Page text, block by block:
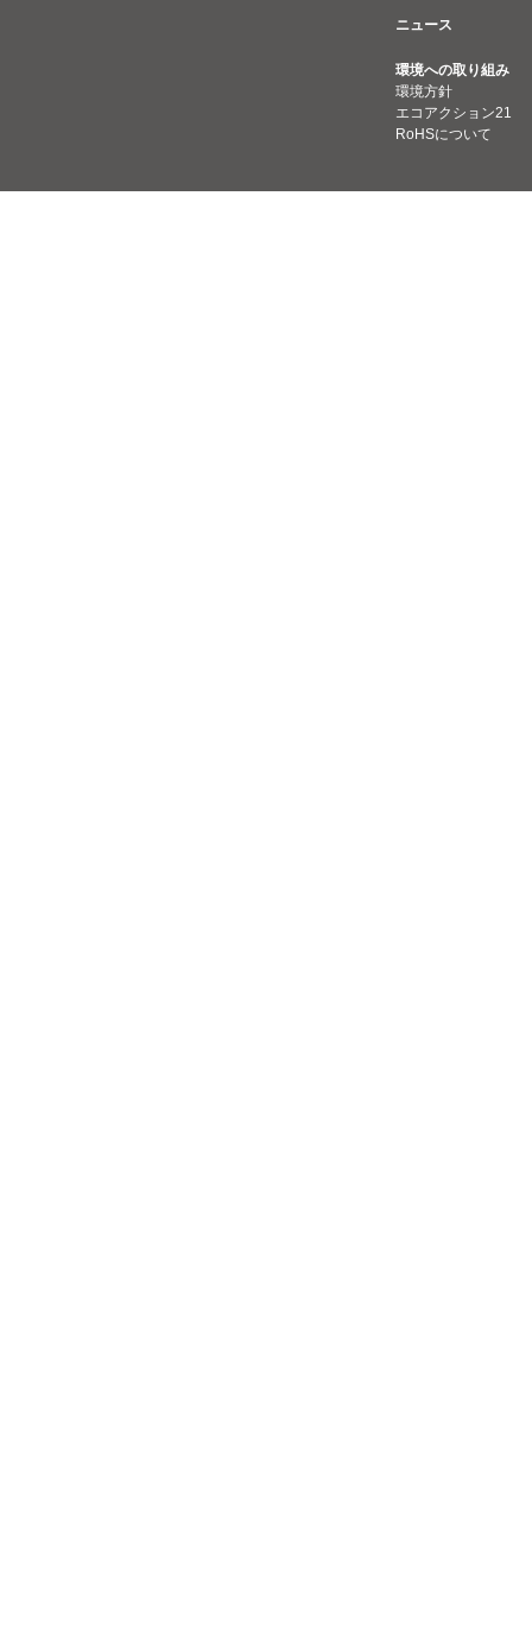
ニュース
環境への取り組み
環境方針
エコアクション21
RoHSについて